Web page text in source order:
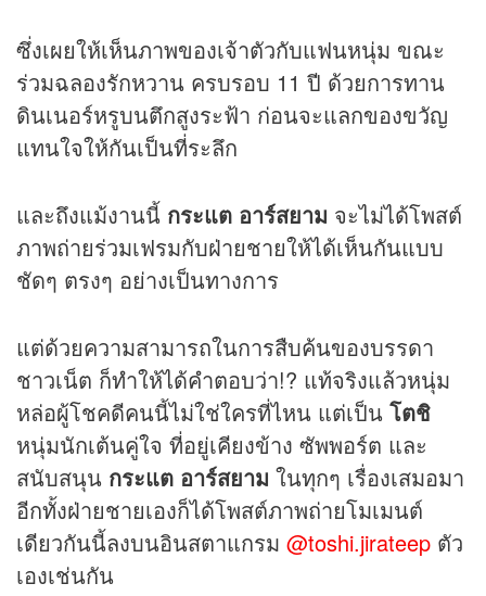
ซึ่งเผยให้เห็นภาพของเจ้าตัวกับแฟนหนุ่ม ขณะ
ร่วมฉลองรักหวาน ครบรอบ 11 ปี ด้วยการทาน
ดินเนอร์หรูบนตึกสูงระฟ้า ก่อนจะแลกของขวัญ
แทนใจให้กันเป็นที่ระลึก
และถึงแม้งานนี้ กระแต อาร์สยาม จะไม่ได้โพสต์
ภาพถ่ายร่วมเฟรมกับฝ่ายชายให้ได้เห็นกันแบบ
ชัดๆ ตรงๆ อย่างเป็นทางการ
แต่ด้วยความสามารถในการสืบค้นของบรรดา
ชาวเน็ต ก็ทำให้ได้คำตอบว่า!? แท้จริงแล้วหนุ่ม
หล่อผู้โชคดีคนนี้ไม่ใช่ใครที่ไหน แต่เป็น โตชิ
หนุ่มนักเต้นคู่ใจ ที่อยู่เคียงข้าง ซัพพอร์ต และ
สนับสนุน กระแต อาร์สยาม ในทุกๆ เรื่องเสมอมา
อีกทั้งฝ่ายชายเองก็ได้โพสต์ภาพถ่ายโมเมนต์
เดียวกันนี้ลงบนอินสตาแกรม @toshi.jirateep ตัว
เองเช่นกัน